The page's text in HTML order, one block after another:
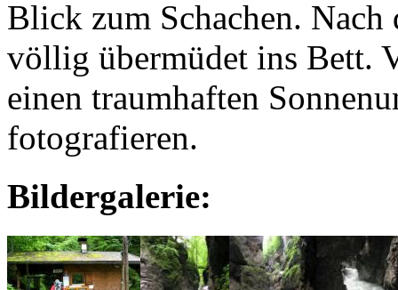
Blick zum Schachen.
völlig übermüdet ins Bett.
einen traumhaften
fotografieren.
Bildergalerie: